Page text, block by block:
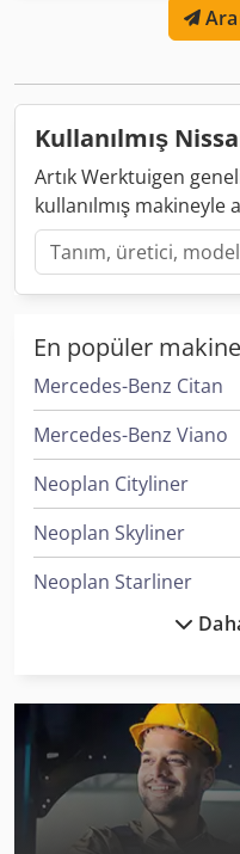
Kullanılmış
Artık Werktuigen
kullanılmış makineyle
En popüler
Mercedes-Benz Citan
Mercedes-Benz Viano
Neoplan Cityliner
Neoplan Skyliner
Neoplan Starliner
Neoplan Tourliner
Nissan Atleon
Nissan Cabstar
Nissan Interstar